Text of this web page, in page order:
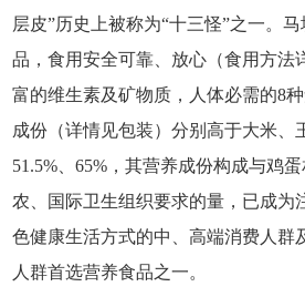
层皮”历史上被称为“十三怪”之一。
品，食用安全可靠、放心（食用方法
富的维生素及矿物质，人体必需的8
成份（详情见包装）分别高于大米、
51.5%、65%，其营养成份构成与鸡
农、国际卫生组织要求的量，已成为
色健康生活方式的中、高端消费人群
人群首选营养食品之一。